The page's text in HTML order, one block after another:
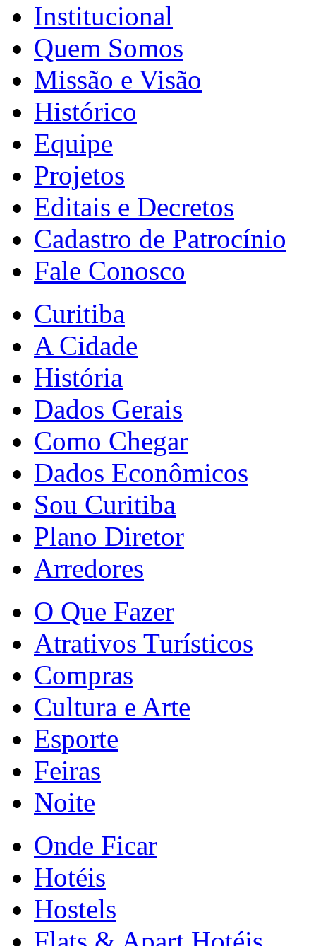
Institucional
Quem Somos
Missão e Visão
Histórico
Equipe
Projetos
Editais e Decretos
Cadastro de Patrocínio
Fale Conosco
Curitiba
A Cidade
História
Dados Gerais
Como Chegar
Dados Econômicos
Sou Curitiba
Plano Diretor
Arredores
O Que Fazer
Atrativos Turísticos
Compras
Cultura e Arte
Esporte
Feiras
Noite
Onde Ficar
Hotéis
Hostels